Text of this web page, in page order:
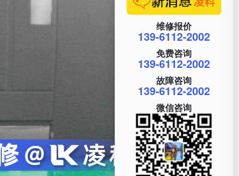
维修报价
139-6112-2002
免费咨询
139-6112-2002
故障咨询
139-6112-2002
微信咨询